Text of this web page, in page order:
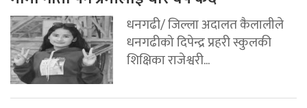
धनगढी/ जिल्ला अदालत कैलालीले
धनगढीको दिपेन्द्र प्रहरी स्कुलकी
शिक्षिका राजेश्वरी...